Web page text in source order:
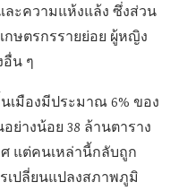
ะความแห้งแล้ง ซึ่งส่วน
ษตรกรรายย่อย ผู้หญิง
อื่น ๆ
เมืองมีประมาณ6% ของ
ย่างน้อย 38 ล้านตาราง
แต่คนเหล่านี้กลับถูก
เปลี่ยนแปลงสภาพภูมิ